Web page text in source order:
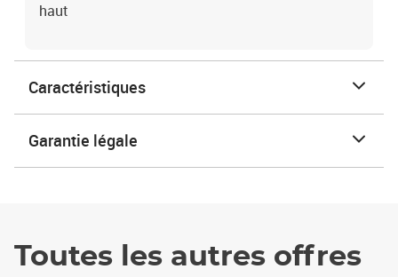
haut
Caractéristiques
Garantie légale
Toutes les autres offres